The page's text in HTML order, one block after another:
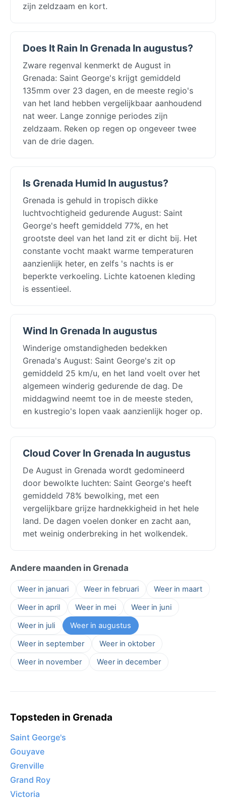
zijn zeldzaam en kort.
Does It Rain In Grenada In augustus?
Zware regenval kenmerkt de August in
Grenada: Saint George's krijgt gemiddeld
135mm over 23 dagen, en de meeste regio's
van het land hebben vergelijkbaar aanhoudend
nat weer. Lange zonnige periodes zijn
zeldzaam. Reken op regen op ongeveer twee
van de drie dagen.
Is Grenada Humid In augustus?
Grenada is gehuld in tropisch dikke
luchtvochtigheid gedurende August: Saint
George's heeft gemiddeld 77%, en het
grootste deel van het land zit er dicht bij. Het
constante vocht maakt warme temperaturen
aanzienlijk heter, en zelfs 's nachts is er
beperkte verkoeling. Lichte katoenen kleding
is essentieel.
Wind In Grenada In augustus
Winderige omstandigheden bedekken
Grenada's August: Saint George's zit op
gemiddeld 25 km/u, en het land voelt over het
algemeen winderig gedurende de dag. De
middagwind neemt toe in de meeste steden,
en kustregio's lopen vaak aanzienlijk hoger op.
Cloud Cover In Grenada In augustus
De August in Grenada wordt gedomineerd
door bewolkte luchten: Saint George's heeft
gemiddeld 78% bewolking, met een
vergelijkbare grijze hardnekkigheid in het hele
land. De dagen voelen donker en zacht aan,
met weinig onderbreking in het wolkendek.
Andere maanden in Grenada
Weer in januari Weer in februari
Weer in maart
Weer in april
Weer in mei
Weer in juni
Weer in juli
Weer in augustus
Weer in september
Weer in oktober
Weer in november
Weer in december
Topsteden in Grenada
Saint George's
Gouyave
Grenville
Grand Roy
Victoria